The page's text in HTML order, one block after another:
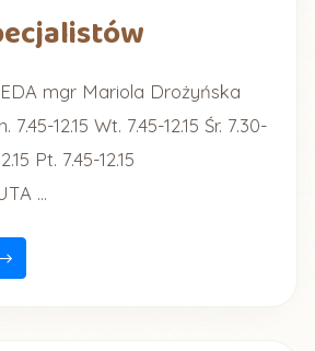
mgr Mariola Drożyńska
12.15 Wt. 7.45-12.15 Śr. 7.30-
Pt. 7.45-12.15
...